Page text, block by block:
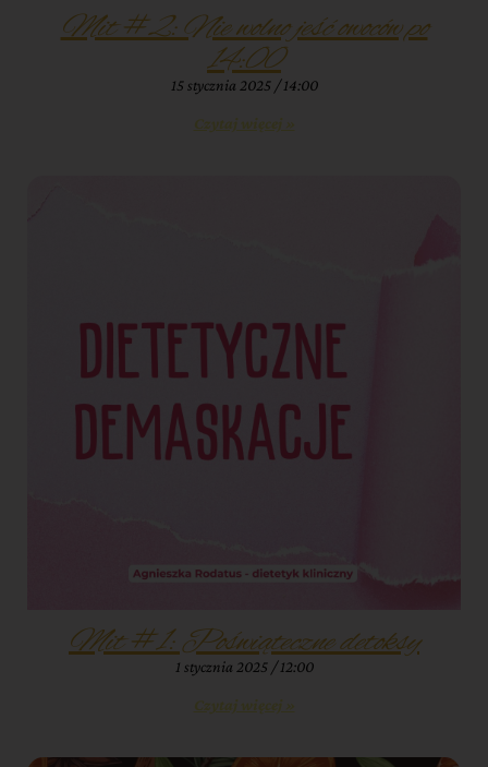
Mit #2: Nie wolno jeść owoców po
14:00
15 stycznia 2025 14:00
Czytaj więcej »
Mit #1: Poświąteczne detoksy
1 stycznia 2025 12:00
Czytaj więcej »